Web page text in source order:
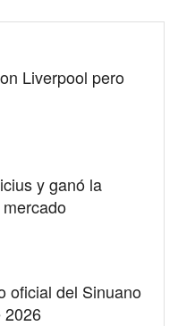
Liverpool pero
y ganó la
oficial del Sinuano
2026